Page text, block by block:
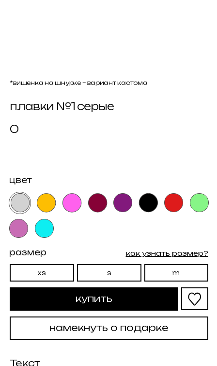
купить
Размерная сетка
s m
намекнуть о подарке